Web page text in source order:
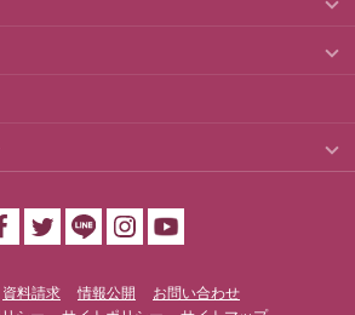
資料請求 情報公開
お問い合わせ